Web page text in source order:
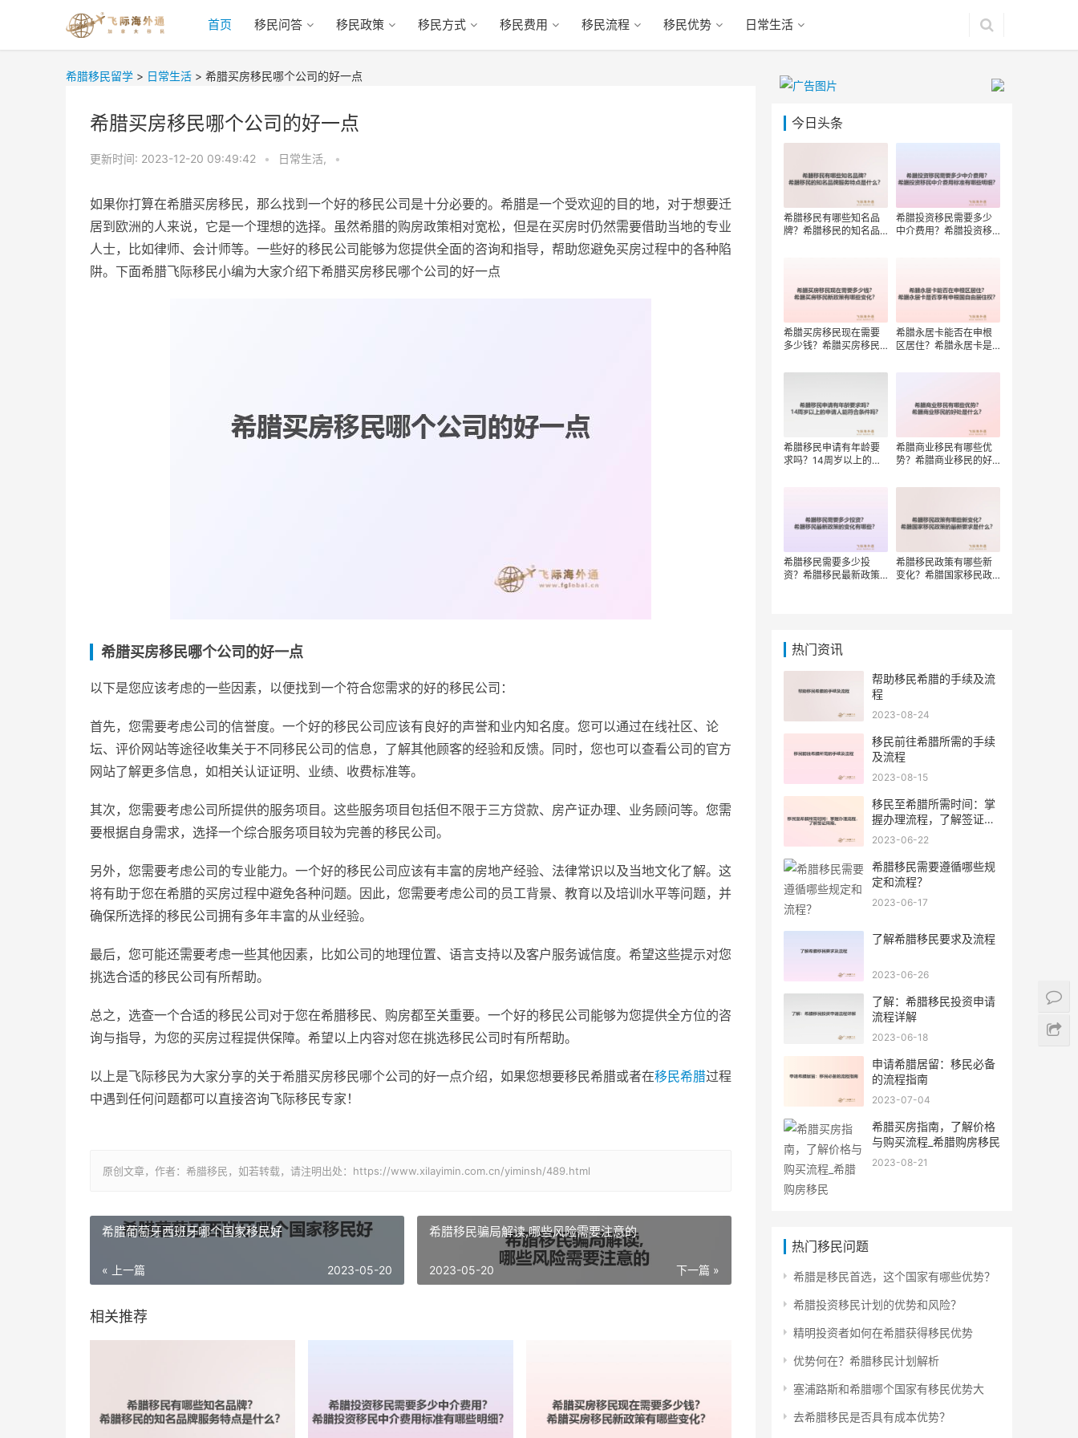
首页 移民问答 移民政策 移民方式 移民费用 移民流程 移民优势 日常生活
希腊移民留学 > 日常生活 > 希腊买房移民哪个公司的好一点
希腊买房移民哪个公司的好一点
更新时间: 2023-12-20 09:49:42 • 日常生活, •
如果你打算在希腊买房移民，那么找到一个好的移民公司是十分必要的。希腊是一个受欢迎的目的地，对于想要迁
居到欧洲的人来说，它是一个理想的选择。虽然希腊的购房政策相对宽松，但是在买房时仍然需要借助当地的专业
人士，比如律师、会计师等。一些好的移民公司能够为您提供全面的咨询和指导，帮助您避免买房过程中的各种陷
阱。下面希腊飞际移民小编为大家介绍下希腊买房移民哪个公司的好一点
希腊买房移民哪个公司的好一点
以下是您应该考虑的一些因素，以便找到一个符合您需求的好的移民公司：
首先，您需要考虑公司的信誉度。一个好的移民公司应该有良好的声誉和业内知名度。您可以通过在线社区、论
坛、评价网站等途径收集关于不同移民公司的信息，了解其他顾客的经验和反馈。同时，您也可以查看公司的官方
网站了解更多信息，如相关认证证明、业绩、收费标准等。
其次，您需要考虑公司所提供的服务项目。这些服务项目包括但不限于三方贷款、房产证办理、业务顾问等。您需
要根据自身需求，选择一个综合服务项目较为完善的移民公司。
另外，您需要考虑公司的专业能力。一个好的移民公司应该有丰富的房地产经验、法律常识以及当地文化了解。这
将有助于您在希腊的买房过程中避免各种问题。因此，您需要考虑公司的员工背景、教育以及培训水平等问题，并
确保所选择的移民公司拥有多年丰富的从业经验。
最后，您可能还需要考虑一些其他因素，比如公司的地理位置、语言支持以及客户服务诚信度。希望这些提示对您
挑选合适的移民公司有所帮助。
总之，选查一个合适的移民公司对于您在希腊移民、购房都至关重要。一个好的移民公司能够为您提供全方位的咨
询与指导，为您的买房过程提供保障。希望以上内容对您在挑选移民公司时有所帮助。
以上是飞际移民为大家分享的关于希腊买房移民哪个公司的好一点介绍，如果您想要移民希腊或者在移民希腊过程
中遇到任何问题都可以直接咨询飞际移民专家！
原创文章，作者：希腊移民，如若转载，请注明出处：https://www.xilayimin.com.cn/yiminsh/489.html
希腊葡萄牙西班牙哪个国家移民好
« 上一篇 2023-05-20
希腊移民骗局解读,哪些风险需要注意的
下一篇 »
2023-05-20
相关推荐
今日头条
希腊移民有哪些知名品
牌？希腊移民的知名品
希腊投资移民需要多少
中介费用？希腊投资移
希腊买房移民现在需要
多少钱？希腊买房移民
希腊永居卡能否在申根
区居住？希腊永居卡是
希腊移民申请有年龄要
求吗？14周岁以上的申
希腊商业移民有哪些优
势？希腊商业移民的好
希腊移民需要多少投
资？希腊移民最新政策
希腊移民政策有哪些新
变化？希腊国家移民政
热门资讯
帮助移民希腊的手续及流
程
2023-08-24
移民前往希腊所需的手续
及流程
2023-08-15
移民至希腊所需时间：掌
握办理流程，了解签证周
期。
2023-06-22
希腊移民需要遵循哪些规
定和流程？
2023-06-17
了解希腊移民要求及流程
2023-06-26
了解：希腊移民投资申请
流程详解
2023-06-18
申请希腊居留：移民必备
的流程指南
2023-07-04
希腊买房指南，了解价格
与购买流程_希腊购房移民
2023-08-21
热门移民问题
希腊是移民首选，这个国家有哪些优势？
希腊投资移民计划的优势和风险？
精明投资者如何在希腊获得移民优势
优势何在？希腊移民计划解析
塞浦路斯和希腊哪个国家有移民优势大
去希腊移民是否具有成本优势？